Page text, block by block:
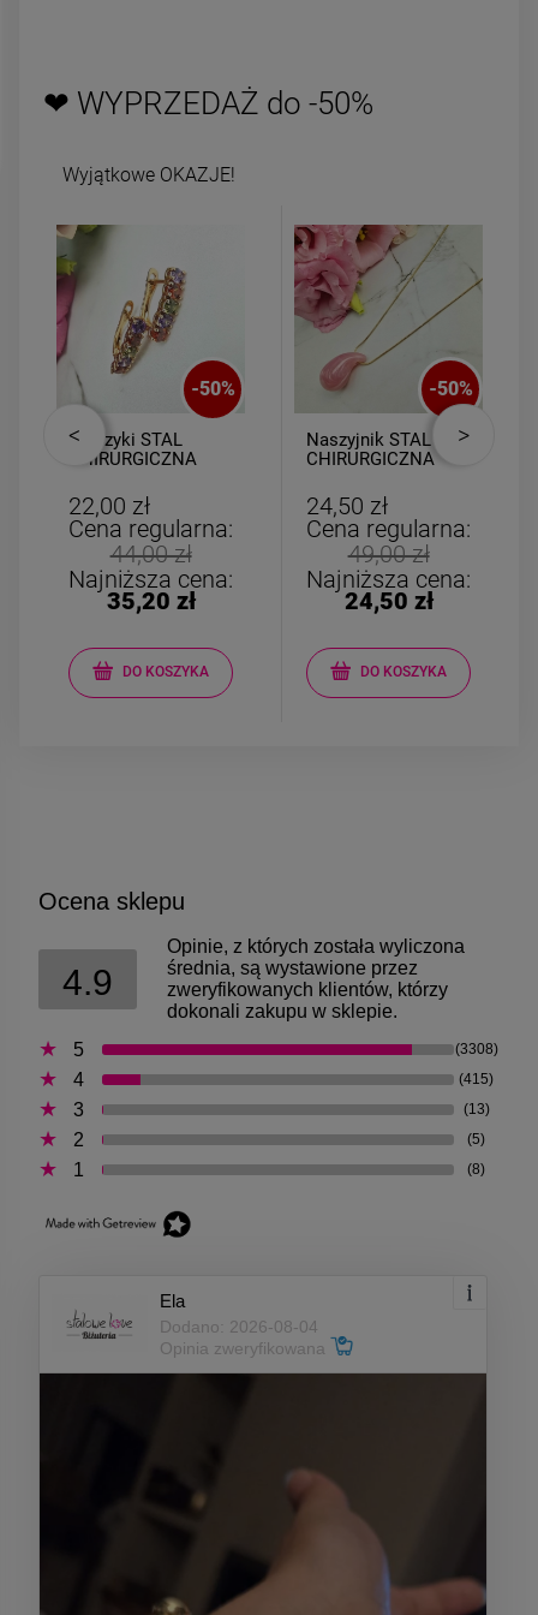
Bransoletka srebrna STAL
CHIRURGICZNA
modułowa ażurowa
cyrkonie
69,00 zł
Bransoletka
modułowa
koniczyny
DO KOSZYKA
❤ WYPRZEDAŻ do -50%
Wyjątkowe OKAZJE!
-50%
Kolczyki STAL
CHIRURGICZNA
kryształki kolorowe
22,00 zł
Cena regularna:
44,00 zł
Najniższa cena:
35,20 zł
DO KOSZYKA
-50%
Naszyjnik STAL
CHIRURGICZNA
kryształ różowy
24,50 zł
Cena regularna:
49,00 zł
Najniższa cena:
24,50 zł
DO KOSZYKA
Ocena sklepu
4.9
Opinie, z których została wyliczona
średnia, są wystawione przez
zweryfikowanych klientów, którzy
dokonali zakupu w sklepie.
5
(3308)
4 (415)
3 (13)
2 (5)
1 (8)
Ela
Dodano: 2026-08-04
Opinia zweryfikowana